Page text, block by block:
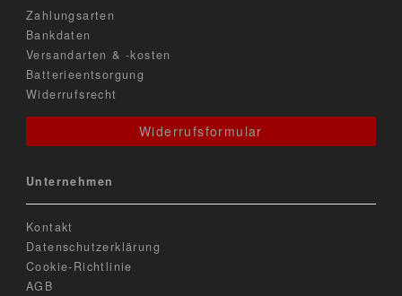
Zahlungsarten
Bankdaten
Versandarten & -kosten
Batterieentsorgung
Widerrufsrecht
Widerrufsformular
Unternehmen
Kontakt
Datenschutzerklärung
Cookie-Richtlinie
AGB